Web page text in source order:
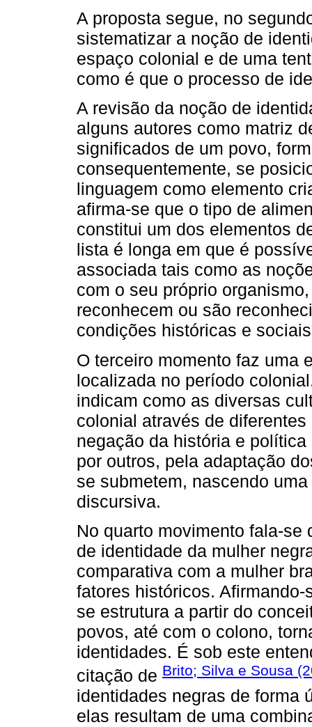
A proposta segue, no
sistematizar a noção de
espaço colonial e de uma
como é que o processo de
A revisão da noção de
alguns autores como matriz
significados de um povo,
consequentemente, se
linguagem como elemento
afirma-se que o tipo de
constitui um dos elementos
lista é longa em que é
associada tais como as
com o seu próprio
reconhecem ou são
condições históricas e
O terceiro momento faz uma
localizada no período
indicam como as diversas
colonial através de
negação da história e
por outros, pela adaptação
se submetem, nascendo
discursiva.
No quarto movimento fala-
de identidade da mulher
comparativa com a mulher
fatores históricos.
se estrutura a partir do
povos, até com o colono,
identidades. É sob este
citação de Brito; Silva e Sousa
identidades negras de forma
elas resultam de uma